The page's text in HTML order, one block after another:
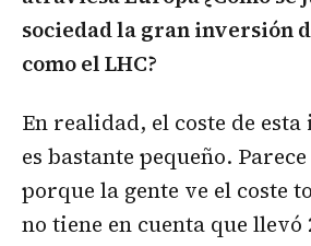
sociedad la gran inversión
como el LHC?
En realidad, el coste de
es bastante pequeño.
porque la gente ve el coste
no tiene en cuenta que llevó